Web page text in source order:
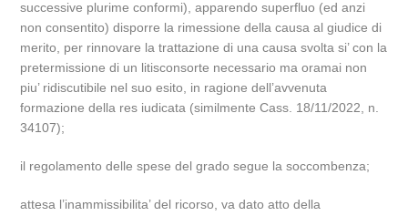
successive plurime conformi), apparendo superfluo (ed anzi
non consentito) disporre la rimessione della causa al giudice di
merito, per rinnovare la trattazione di una causa svolta si’ con la
pretermissione di un litisconsorte necessario ma oramai non
piu’ ridiscutibile nel suo esito, in ragione dell’avvenuta
formazione della res iudicata (similmente Cass. 18/11/2022, n.
34107);
il regolamento delle spese del grado segue la soccombenza;
attesa l’inammissibilita’ del ricorso, va dato atto della